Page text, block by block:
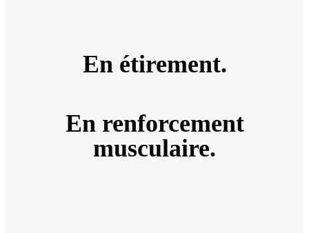
En étirement.
En renforcement
musculaire.